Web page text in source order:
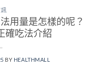
用量是怎樣的呢？
確吃法介紹
BY HEALTHMALL